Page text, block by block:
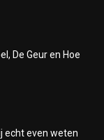
De Geur en Hoe
echt even weten